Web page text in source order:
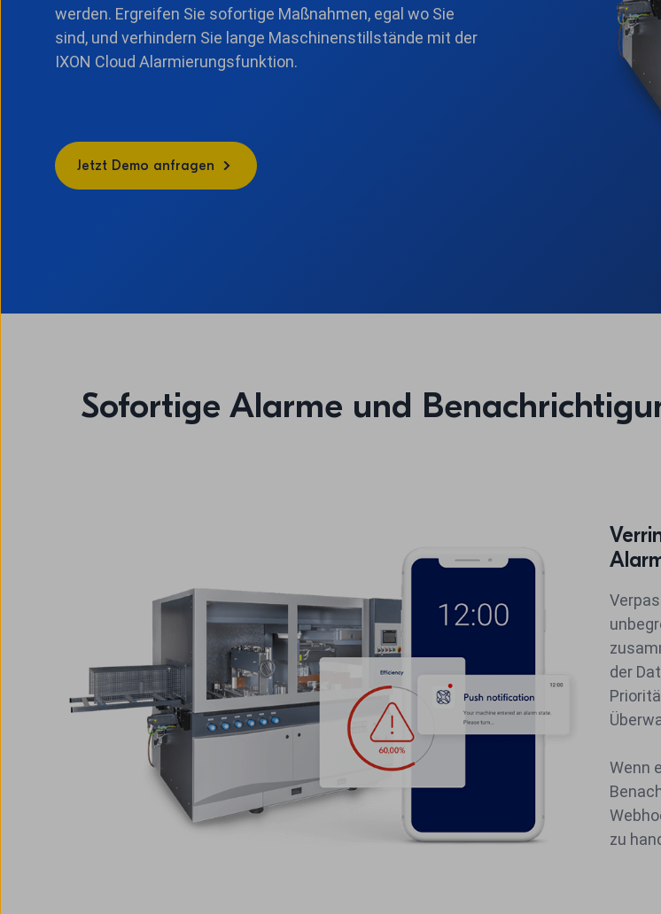
werden. Ergreifen Sie sofortige Maßnahmen, egal wo Sie
sind, und verhindern Sie lange Maschinenstillstände mit der
IXON Cloud Alarmierungsfunktion.
Jetzt Demo anfragen
Sofortige Alarme und
der
Wenn
zu